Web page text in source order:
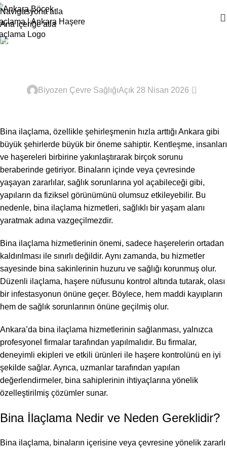
Navigasyona atla
Ana içeriğe atla
Ana Sayfa
Biyozen Çevre SağlığıAçık 28 Nisan 2026 0
Bina ilaçlama, özellikle şehirleşmenin hızla arttığı Ankara gibi
büyük şehirlerde büyük bir öneme sahiptir. Kentleşme, insanları
ve haşereleri birbirine yakınlaştırarak birçok sorunu
beraberinde getiriyor. Binaların içinde veya çevresinde
yaşayan zararlılar, sağlık sorunlarına yol açabileceği gibi,
yapıların da fiziksel görünümünü olumsuz etkileyebilir. Bu
nedenle, bina ilaçlama hizmetleri, sağlıklı bir yaşam alanı
yaratmak adına vazgeçilmezdir.
Bina ilaçlama hizmetlerinin önemi, sadece haşerelerin ortadan
kaldırılması ile sınırlı değildir. Aynı zamanda, bu hizmetler
sayesinde bina sakinlerinin huzuru ve sağlığı korunmuş olur.
Düzenli ilaçlama, haşere nüfusunu kontrol altında tutarak, olası
bir infestasyonun önüne geçer. Böylece, hem maddi kayıpların
hem de sağlık sorunlarının önüne geçilmiş olur.
Ankara’da bina ilaçlama hizmetlerinin sağlanması, yalnızca
profesyonel firmalar tarafından yapılmalıdır. Bu firmalar,
deneyimli ekipleri ve etkili ürünleri ile haşere kontrolünü en iyi
şekilde sağlar. Ayrıca, uzmanlar tarafından yapılan
değerlendirmeler, bina sahiplerinin ihtiyaçlarına yönelik
özelleştirilmiş çözümler sunar.
Bina İlaçlama Nedir ve Neden Gereklidir?
Bina ilaçlama, binaların içerisine veya çevresine yönelik zararlı